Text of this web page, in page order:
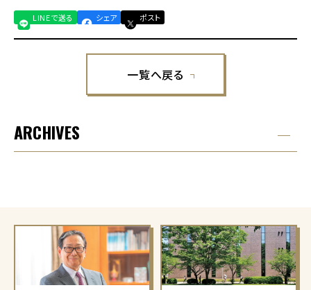
LINEで送る シェア ポスト
一覧へ戻る
ARCHIVES